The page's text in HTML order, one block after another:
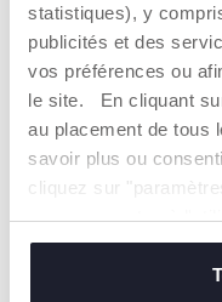
statistiques), y
publicités et des
vos préférences ou
le site. En cliquant
au placement de tous
savoir plus ou
cliquez sur
vous consentez à
techniques, qui sont
AVERTISSEMENTS ET
Trouver un
NOS